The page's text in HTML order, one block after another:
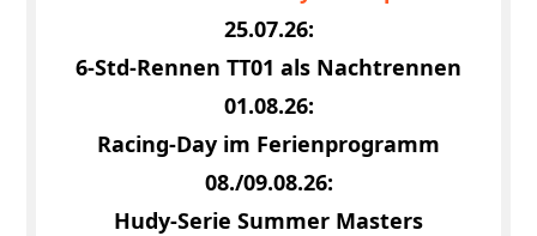
25.07.26:
6-Std-Rennen TT01 als Nachtrennen
01.08.26:
Racing-Day im Ferienprogramm
08./09.08.26:
Hudy-Serie Summer Masters